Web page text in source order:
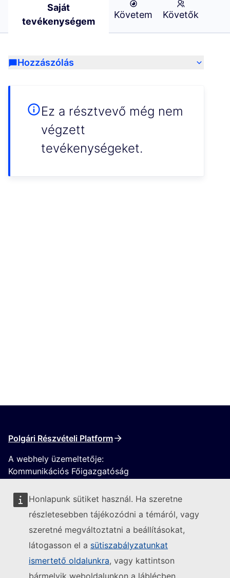
Honlapunk sütiket használ. Ha szeretne
részletesebben tájékozódni a témáról, vagy
szeretné megváltoztatni a beállításokat,
látogasson el a sütiszabályzatunkat
ismertető oldalunkra, vagy kattintson
bármelyik weboldalunkon a láblécben
Saját
tevékenységem
Követem Követők
Hozzászólás
Ez a résztvevő még nem
végzett
tevékenységeket.
Polgári Részvételi Platform
A webhely üzemeltetője:
Kommunikációs Főigazgatóság
Kövesse az Európai Bizottságot